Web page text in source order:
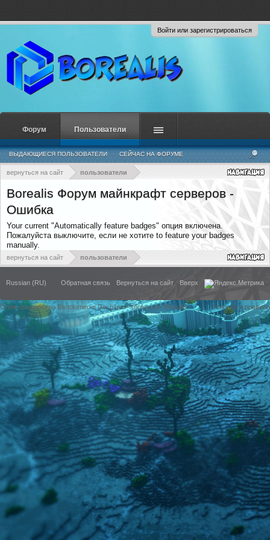
Войти или зарегистрироваться
вернуться на сайт пользователи
Borealis Форум майнкрафт серверов -
Ошибка
Your current "Automatically feature badges" опция включена.
Пожалуйста выключите, если не хотите to feature your badges
manually.
вернуться на сайт пользователи
Форум Пользователи
ВЫДАЮЩИЕСЯ ПОЛЬЗОВАТЕЛИ СЕЙЧАС НА ФОРУМЕ
НЕДАВНЯЯ АКТИВНОСТЬ НОВЫЕ СООБЩЕНИЯ ПРОФИЛЯ
Russian (RU) Обратная связь Вернуться на сайт Вверх
Стиль разработан Bartolomeo и Dech1moXenforo for Borealis Условия и правила